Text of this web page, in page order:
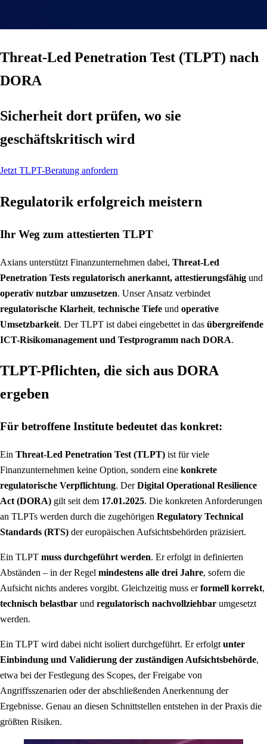
Threat-Led Penetration Test (TLPT) nach
DORA
Sicherheit dort prüfen, wo sie
geschäftskritisch wird
Jetzt TLPT-Beratung anfordern
Regulatorik erfolgreich meistern
Ihr Weg zum attestierten TLPT
Axians unterstützt Finanzunternehmen dabei, Threat-Led
Penetration Tests regulatorisch anerkannt, attestierungsfähig und
operativ nutzbar umzusetzen. Unser Ansatz verbindet
regulatorische Klarheit, technische Tiefe und operative
Umsetzbarkeit. Der TLPT ist dabei eingebettet in das übergreifende
ICT-Risikomanagement und Testprogramm nach DORA.
TLPT-Pflichten, die sich aus DORA
ergeben
Für betroffene Institute bedeutet das konkret:
Ein Threat-Led Penetration Test (TLPT) ist für viele
Finanzunternehmen keine Option, sondern eine konkrete
regulatorische Verpflichtung. DerDigital Operational Resilience
Act (DORA) gilt seit dem 17.01.2025. Die konkreten Anforderungen
an TLPTs werden durch die zugehörigen Regulatory Technical
Standards (RTS) der europäischen Aufsichtsbehörden präzisiert.
Ein TLPT muss durchgeführt werden. Er erfolgt in definierten
Abständen – in der Regel mindestens alle drei Jahre, sofern die
Aufsicht nichts anderes vorgibt. Gleichzeitig muss erformell korrekt,
technisch belastbar und regulatorisch nachvollziehbar umgesetzt
werden.
Ein TLPT wird dabei nicht isoliert durchgeführt. Er erfolgt unter
Einbindung und Validierung der zuständigen Aufsichtsbehörde,
etwa bei der Festlegung des Scopes, der Freigabe von
Angriffsszenarien oder der abschließenden Anerkennung der
Ergebnisse. Genau an diesen Schnittstellen entstehen in der Praxis die
größten Risiken.